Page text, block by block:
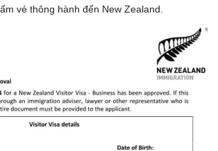
vé thông hành đến New Zealand.